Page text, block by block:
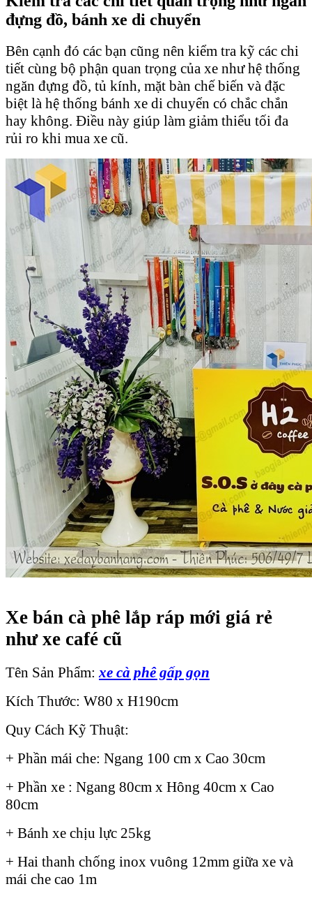
đựng đồ, bánh xe di chuyển
Bên cạnh đó các bạn cũng nên kiểm tra kỹ các chi
tiết cùng bộ phận quan trọng của xe như hệ thống
ngăn đựng đồ, tủ kính, mặt bàn chế biến và đặc
biệt là hệ thống bánh xe di chuyển có chắc chắn
hay không. Điều này giúp làm giảm thiểu tối đa
rủi ro khi mua xe cũ.
Xe bán cà phê lắp ráp mới giá rẻ
như xe café cũ
Tên Sản Phẩm:xe cà phê gấp gọn
Kích Thước: W80 x H190cm
Quy Cách Kỹ Thuật:
+ Phần mái che: Ngang 100 cm x Cao 30cm
+ Phần xe : Ngang 80cm x Hông 40cm x Cao
80cm
+ Bánh xe chịu lực 25kg
+ Hai thanh chống inox vuông 12mm giữa xe và
mái che cao 1m